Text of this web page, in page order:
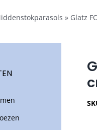
» Glatz